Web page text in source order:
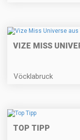
VIZE MISS
Vöcklabruck
TOP TIPP